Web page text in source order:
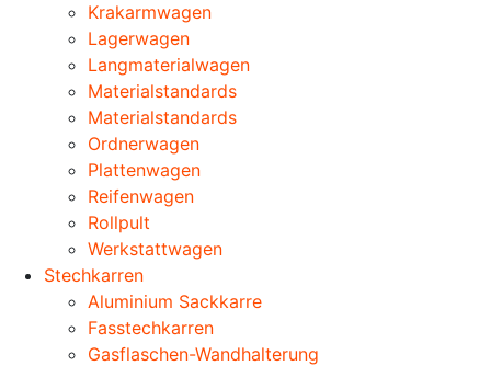
Krakarmwagen
Lagerwagen
Langmaterialwagen
Materialstandards
Materialstandards
Ordnerwagen
Plattenwagen
Reifenwagen
Rollpult
Werkstattwagen
Stechkarren
Aluminium Sackkarre
Fasstechkarren
Gasflaschen-Wandhalterung